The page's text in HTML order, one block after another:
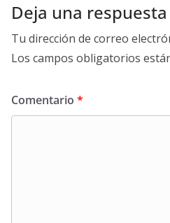
Deja una respuesta
Tu dirección de correo
Los campos obligatorios
Comentario *